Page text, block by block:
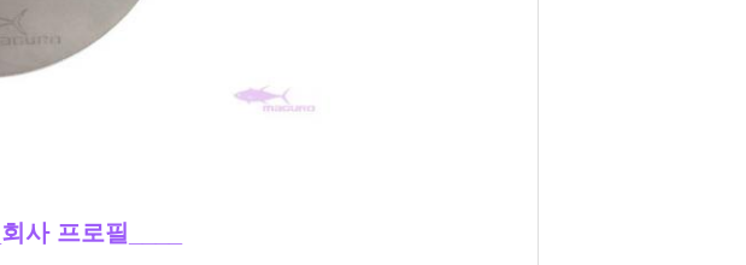
회사 프로필